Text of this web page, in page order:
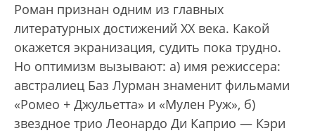
Роман признан одним из главных
литературных достижений XX века. Какой
окажется экранизация, судить пока трудно.
Но оптимизм вызывают: а) имя режиссера:
австралиец Баз Лурман знаменит фильмами
«Ромео + Джульетта» и «Мулен Руж», б)
звездное трио Леонардо Ди Каприо — Кэри